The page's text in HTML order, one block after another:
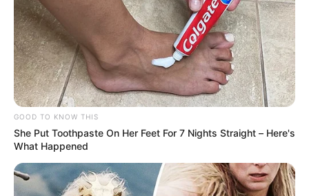
Los manifestantes también
realizan bloqueos intermitentes
Crédito: Cortesía
Comité No Más
Peajes
GOOD TO KNOW THIS
She Put Toothpaste On Her Feet For 7 Nights Straight – Here's
What Happened